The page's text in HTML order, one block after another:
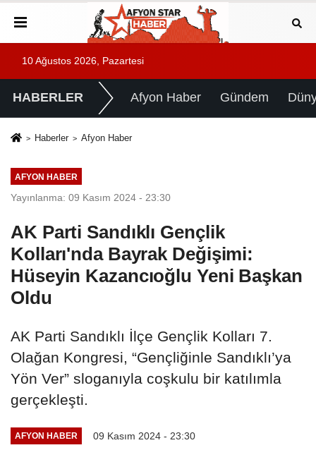
10 Ağustos 2026, Pazartesi
HABERLER Afyon Haber Gündem
Haberler Afyon Haber
AFYON HABER
Yayınlanma: 09 Kasım 2024 - 23:30
AK Parti Sandıklı Gençlik
Kolları'nda Bayrak Değişimi:
Hüseyin Kazancıoğlu Yeni Başkan
Oldu
AK Parti Sandıklı İlçe Gençlik Kolları 7.
Olağan Kongresi, “Gençliğinle Sandıklı’ya
Yön Ver” sloganıyla coşkulu bir katılımla
gerçekleşti.
AFYON HABER 09 Kasım 2024 - 23:30